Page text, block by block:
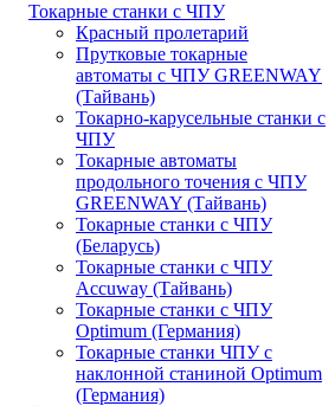
Токарные станки с ЧПУ
Красный пролетарий
Прутковые токарные
автоматы с ЧПУ GREENWAY
(Тайвань)
Токарно-карусельные станки с
ЧПУ
Токарные автоматы
продольного точения с ЧПУ
GREENWAY (Тайвань)
Токарные станки с ЧПУ
(Беларусь)
Токарные станки с ЧПУ
Accuway (Тайвань)
Токарные станки с ЧПУ
Optimum (Германия)
Токарные станки ЧПУ с
наклонной станиной Optimum
(Германия)